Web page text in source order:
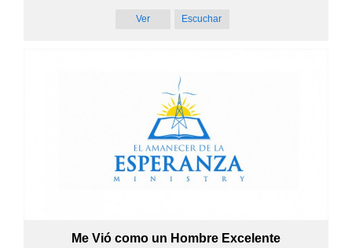
Ver Escuchar
Me Vió como un Hombre Excelente